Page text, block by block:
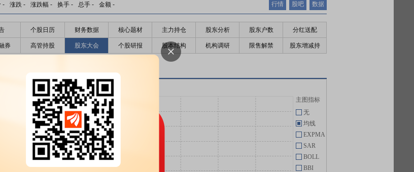
- 涨跌 - 涨跌幅 - 换手 - 总手 - 金额 - 行情 股吧 数据
个股日历 财务数据 核心题材 主力持仓 股东分析 股东户数 分红送配
券 高管持股 股东大会 个股研报 股本结构 机构调研 限售解禁 股东增减持
势
主图指标
无
均线
EXPMA
SAR
BOLL
BBI